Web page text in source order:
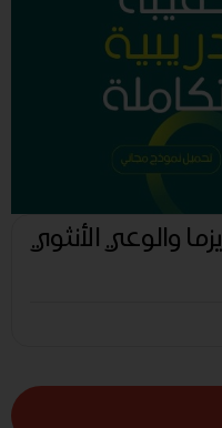
والوعي الأنثوي